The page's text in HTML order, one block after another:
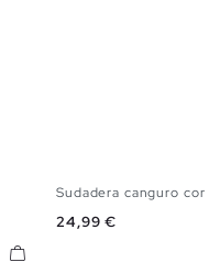
M
Sudadera canguro con
Precio
24,99 €